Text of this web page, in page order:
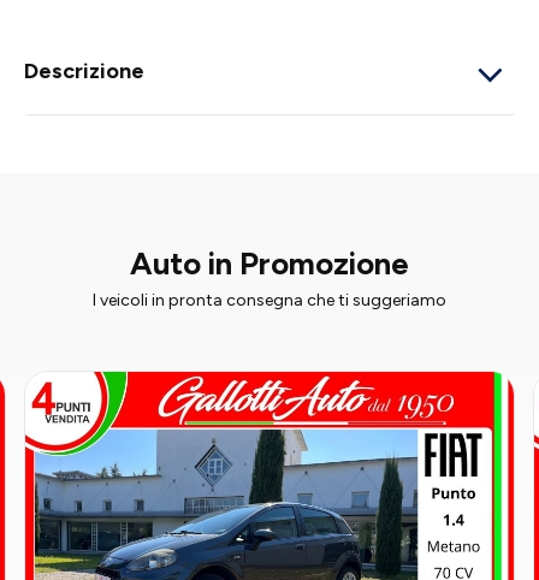
Descrizione
Auto in Promozione
I veicoli in pronta consegna che ti suggeriamo